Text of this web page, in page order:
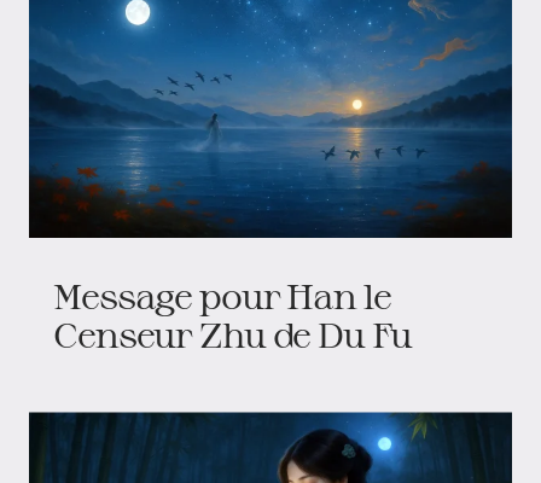
Message pour Han le
Censeur Zhu de Du Fu